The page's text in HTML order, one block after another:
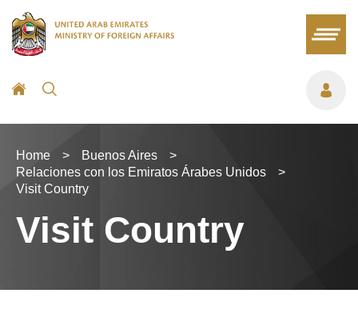
Home > Buenos Aires
>
Relaciones con los Emiratos Árabes Unidos
>
Visit Country
Visit Country